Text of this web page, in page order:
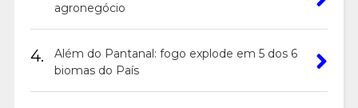
agronegócio
4.
Além do Pantanal: fogo explode em 5 dos 6
biomas do País